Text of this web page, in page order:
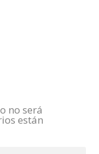
no será
están